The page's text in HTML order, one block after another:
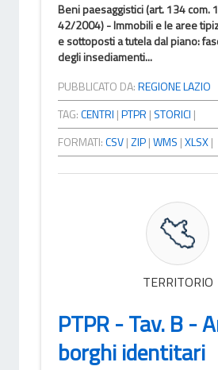
Beni paesaggistici (art. 134 com.
42/2004) - Immobili e le aree
e sottoposti a tutela dal piano:
degli insediamenti...
PUBBLICATO DA:REGIONE LAZIO
TAG:CENTRI |PTPR | STORICI |
FORMATI:CSV|ZIP|WMS |XLSX|
TERRITORIO
PTPR - Tav. B -
borghi identitari